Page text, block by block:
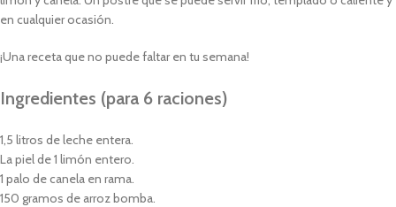
en cualquier ocasión.
¡Una receta que no puede faltar en tu semana!
Ingredientes (para 6 raciones)
1,5 litros de leche entera.
La piel de 1 limón entero.
1 palo de canela en rama.
150 gramos de arroz bomba.